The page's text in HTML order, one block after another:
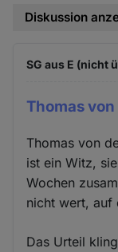
Diskussion
SG aus E (nicht
Thomas
Thomas von
ist ein Witz,
Wochen
nicht wert, auf
Das Urteil